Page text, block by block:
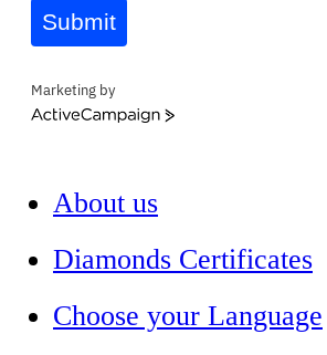
Submit
Marketing by
ActiveCampaign
About us
Diamonds Certificates
Choose your Language